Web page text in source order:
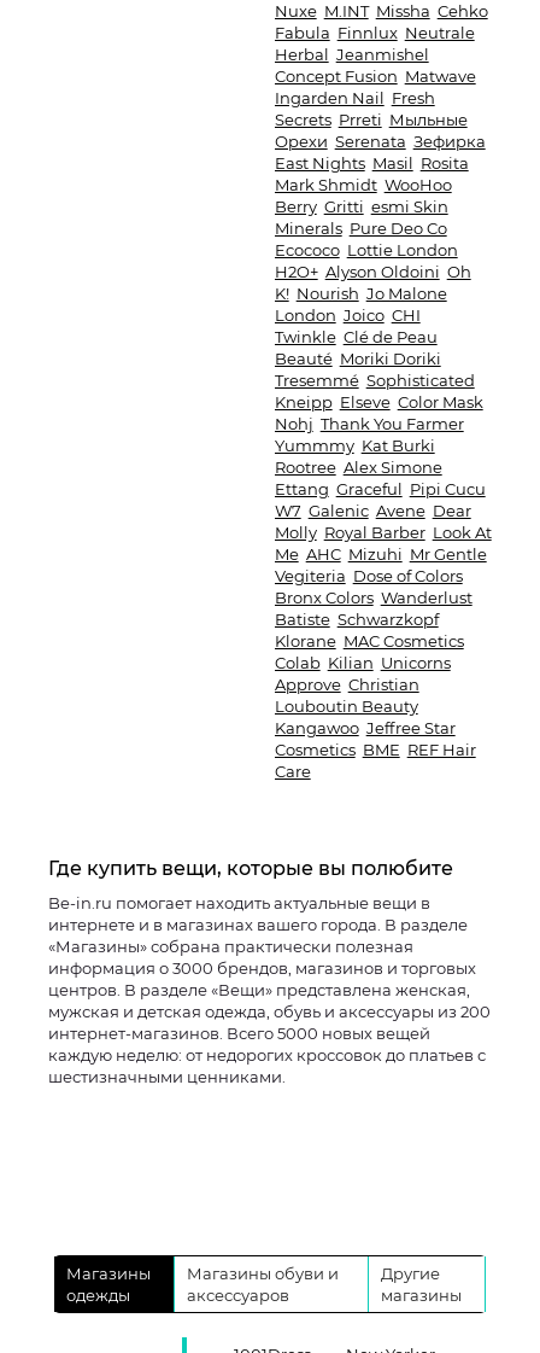
Nuxe M.INT Missha Cehko
Fabula Finnlux Neutrale
Herbal Jeanmishel
Concept Fusion Matwave
Ingarden Nail Fresh
Secrets Prreti Мыльные
Орехи Serenata Зефирка
East Nights Masil Rosita
Mark Shmidt WooHoo
Berry Gritti esmi Skin
Minerals Pure Deo Co
Ecococo Lottie London
H2O+ Alyson Oldoini Oh
K! Nourish Jo Malone
London Joico CHI
Twinkle Clé de Peau
Beauté Moriki Doriki
Tresemmé Sophisticated
Kneipp Elseve Color Mask
Nohj Thank You Farmer
Yummmy Kat Burki
Rootree Alex Simone
Ettang Graceful Pipi Cucu
W7 Galenic Avene Dear
Molly Royal Barber Look At
Me AHC Mizuhi Mr Gentle
Vegiteria Dose of Colors
Bronx Colors Wanderlust
Batiste Schwarzkopf
Klorane MAC Cosmetics
Colab Kilian Unicorns
Approve Christian
Louboutin Beauty
Kangawoo Jeffree Star
Cosmetics BME REF Hair
Care
Где купить вещи, которые вы полюбите
Be-in.ru помогает находить актуальные вещи в
интернете и в магазинах вашего города. В разделе
«Магазины» собрана практически полезная
информация о 3000 брендов, магазинов и торговых
центров. В разделе «Вещи» представлена женская,
мужская и детская одежда, обувь и аксессуары из 200
интернет-магазинов. Всего 5000 новых вещей
каждую неделю: от недорогих кроссовок до платьев с
шестизначными ценниками.
Магазины
одежды
Магазины обуви и
аксессуаров
Другие
магазины